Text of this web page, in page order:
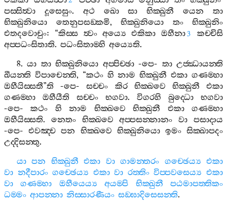
පස‍්සිත්‍වා
දූසෙසුං. අථ ඛො සා භික‍්ඛුනී යෙන
තා
භික‍්ඛුනියො
තෙනුපසඞ‍්කමි, භික‍්ඛුනියො තං
භික‍්ඛුනිං
එතදවොචුං: “කිස‍්ස ත්‍වං අය්‍යෙ එකිකා ඔහීනා3
කච‍්චිසි
අප‍්පධංසිතාති. පධංසිතාම‍්හි අය්‍යෙති.
8.යා තා භික‍්ඛුනියො අප‍්පිච‍්ඡා-පෙ- තා උජ‍්ඣායන‍්ති
ඛීයන‍්ති විපාචෙන‍්ති, “කථං හි නාම භික‍්ඛුනී එකා ගණම‍්හා
ඔහීයිස‍්සතී”ති -පෙ-සච‍්චං කිර භික‍්ඛවෙ භික‍්ඛුනී
එකා
ගණම‍්හා
ඔහීයීති සච‍්චං භගවා. විගරහි බුද‍්ධො
භගවා
-පෙ-කථං හි නාම භික‍්ඛවෙ භික‍්ඛුනී එකා
ගණම‍්හා
ඔහීයිස‍්සති. නෙතං භික‍්ඛවෙ අප‍්පසන‍්නානං වා
පසාදාය
-පෙ-එවඤ‍්ච පන භික‍්ඛවෙ භික‍්ඛුනියො ඉමං සික‍්ඛාපදං
උද‍්දිසන‍්තු.
යා පන භික‍්ඛුනී එකා වා ගාමන‍්තරං ගච‍්ඡෙය්‍ය එකා
වා නදීපාරං ගච‍්ඡෙය්‍ය එකා වා රත‍්තිං විප‍්පවසෙය්‍ය එකා
වා
ගණම‍්හා ඔහීයෙය්‍ය අයම‍්පි භික‍්ඛුනී
පඨමාපත‍්තිකං
ධම‍්මං ආපන‍්නා නිස‍්සාරණීයං සඞ‍්ඝාදිසෙසන‍්ති.